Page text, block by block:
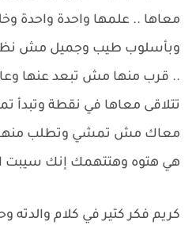
معاها .. علمها واحدة واحدة
وبأسلوب طيب وجميل مش نظام
.. قرب منها مش تبعد عنها
تتلاقى معاها في نقطة وتبدأ
معاك مش تمشي وتطلب
هي هتوه وهتتهمك إنك سيبت
كريم فكر كتير في كلام